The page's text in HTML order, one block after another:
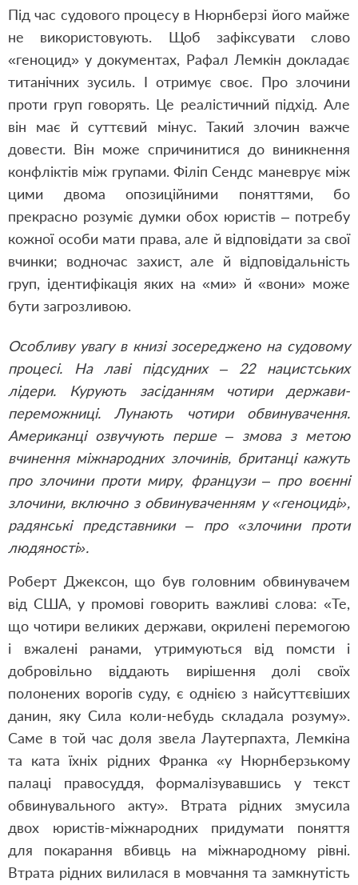
Під час судового процесу в Нюрнберзі його майже
не використовують. Щоб зафіксувати слово
«геноцид» у документах, Рафал Лемкін докладає
титанічних зусиль. І отримує своє. Про злочини
проти груп говорять. Це реалістичний підхід. Але
він має й суттєвий мінус. Такий злочин важче
довести. Він може спричинитися до виникнення
конфліктів між групами. Філіп Сендс маневрує між
цими двома опозиційними поняттями, бо
прекрасно розуміє думки обох юристів – потребу
кожної особи мати права, але й відповідати за свої
вчинки; водночас захист, але й відповідальність
груп, ідентифікація яких на «ми» й «вони» може
бути загрозливою.
Особливу увагу в книзі зосереджено на судовому
процесі. На лаві підсудних – 22 нацистських
лідери. Курують засіданням чотири держави-
переможниці. Лунають чотири обвинувачення.
Американці озвучують перше – змова з метою
вчинення міжнародних злочинів, британці кажуть
про злочини проти миру, французи – про воєнні
злочини, включно з обвинуваченням у «геноциді»,
радянські представники – про «злочини проти
людяності».
Роберт Джексон, що був головним обвинувачем
від США, у промові говорить важливі слова: «Те,
що чотири великих держави, окрилені перемогою
і вжалені ранами, утримуються від помсти і
добровільно віддають вирішення долі своїх
полонених ворогів суду, є однією з найсуттєвіших
данин, яку Сила коли-небудь складала розуму».
Саме в той час доля звела Лаутерпахта, Лемкіна
та ката їхніх рідних Франка «у Нюрнберзькому
палаці правосуддя, формалізувавшись у текст
обвинувального акту». Втрата рідних змусила
двох юристів-міжнародних придумати поняття
для покарання вбивць на міжнародному рівні.
Втрата рідних вилилася в мовчання та замкнутість